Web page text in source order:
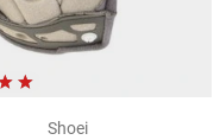
Shoei